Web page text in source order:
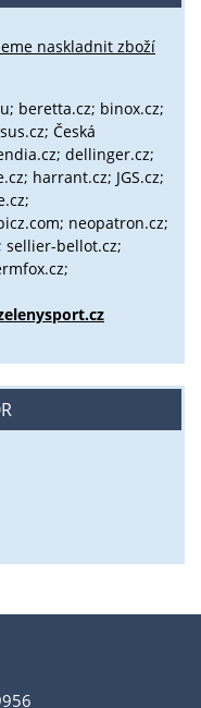
naskladnit zboží
beretta.cz; binox.cz;
Česká
dellinger.cz;
harrant.cz; JGS.cz;
neopatron.cz;
sellier-bellot.cz;